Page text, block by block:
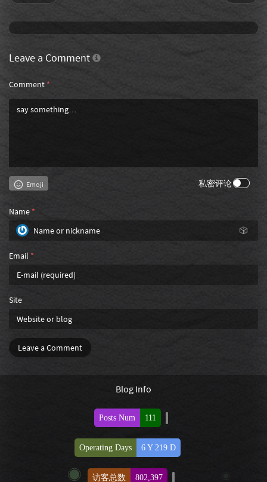
Leave a Comment
Comment *
Emoji 私密评论
Name *
🎲
Email *
Site
Leave a Comment
Blog Info
Posts Num 111
Operating Days 6 Y 219 D
访客总数 802,397